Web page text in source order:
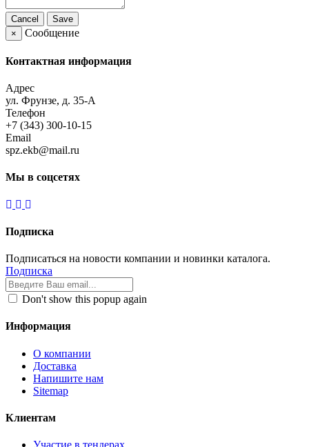
Cancel
Save
×
Сообщение
Контактная информация
Адрес
ул. Фрунзе, д. 35-А
Телефон
+7 (343) 300-10-15
Email
spz.ekb@mail.ru
Мы в соцсетях
Подписка
Подписаться на новости компании и новинки каталога.
Подписка
Don't show this popup again
Информация
О компании
Доставка
Напишите нам
Sitemap
Клиентам